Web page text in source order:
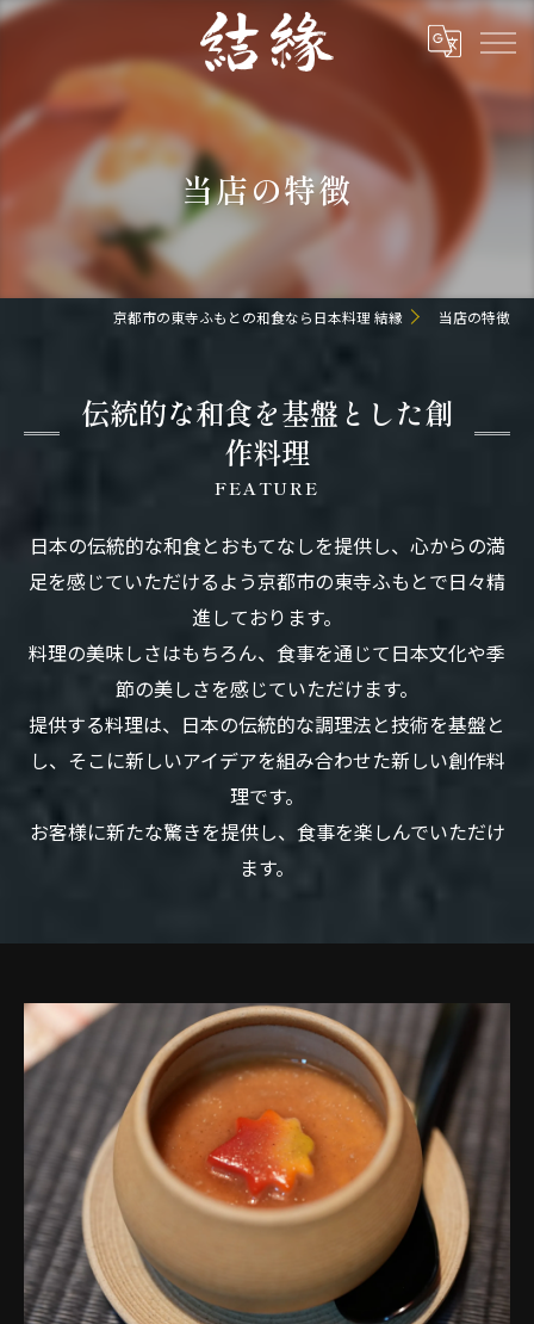
当店の特徴
京都市の東寺ふもとの和食なら日本料理 結縁 当店の特徴
伝統的な和食を基盤とした創
作料理
FEATURE
日本の伝統的な和食とおもてなしを提供し、心からの満
足を感じていただけるよう京都市の東寺ふもとで日々精
進しております。
料理の美味しさはもちろん、食事を通じて日本文化や季
節の美しさを感じていただけます。
提供する料理は、日本の伝統的な調理法と技術を基盤と
し、そこに新しいアイデアを組み合わせた新しい創作料
理です。
お客様に新たな驚きを提供し、食事を楽しんでいただけ
ます。